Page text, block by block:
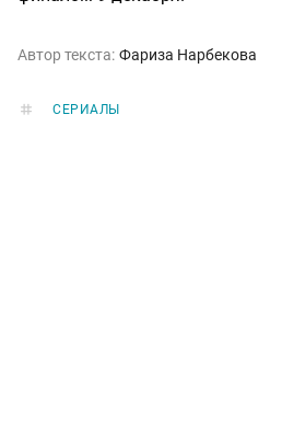
Автор текста: Фариза Нарбекова
СЕРИАЛЫ